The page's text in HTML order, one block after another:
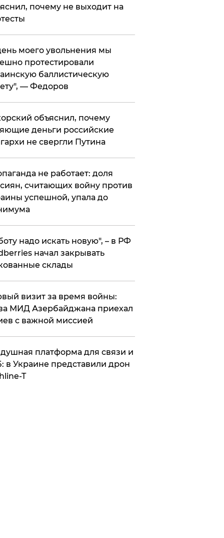
почему не выходит на
моего увольнения мы
протестировали
баллистическую
— Федоров
объяснил, почему
деньги российские
не свергли Путина
не работает: доля
считающих войну против
успешной, упала до
надо искать новую", – в РФ
начал закрывать
склады
визит за время войны:
МИД Азербайджана приехал
с важной миссией
платформа для связи и
в Украине представили дрон
T